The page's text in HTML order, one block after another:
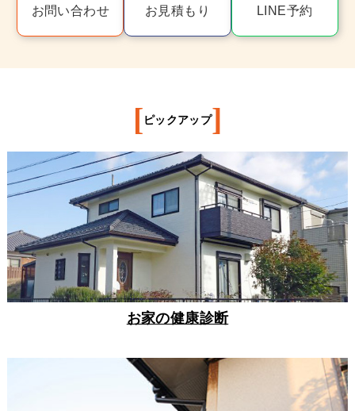
お問い合わせ お見積もり LINE予約
[ ピックアップ]
お家の健康診断